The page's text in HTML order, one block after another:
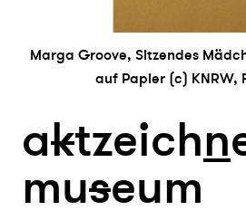
Marga Groove, Sitzendes
auf Papier (c) KNRW,
aktzeichn
museum